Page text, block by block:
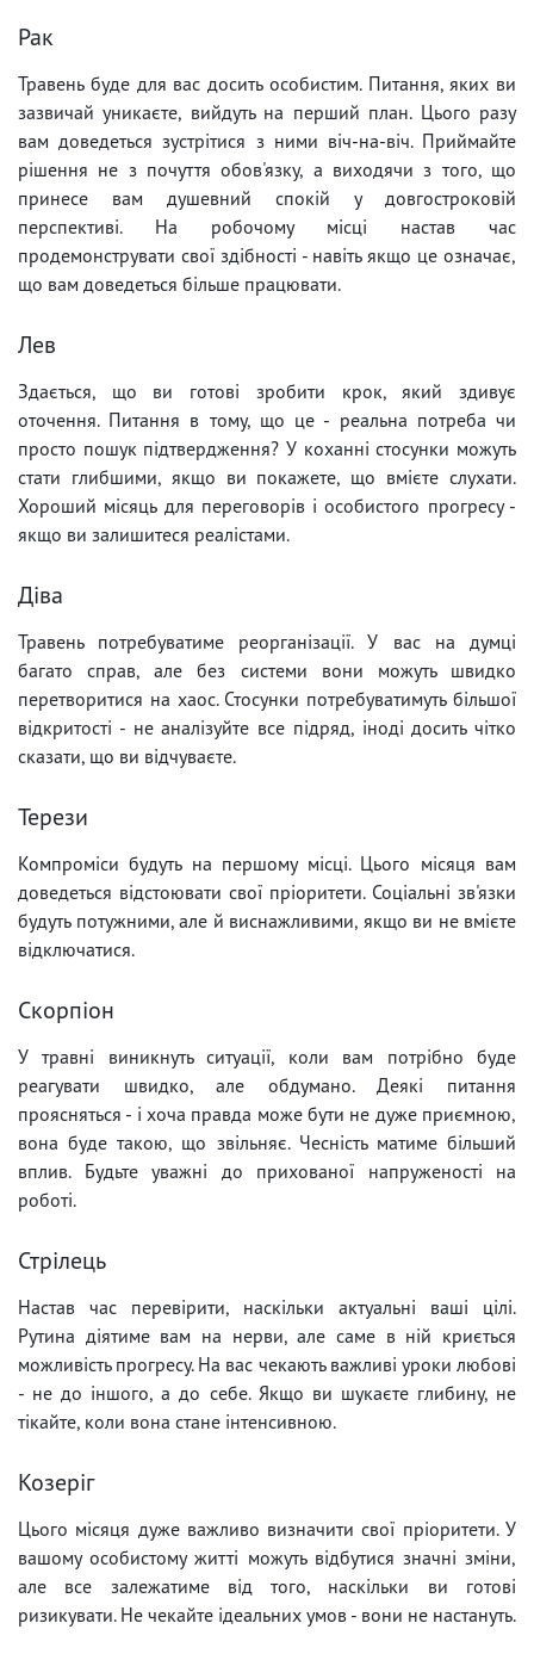
Рак
Травень буде для вас досить особистим. Питання, яких ви
зазвичай уникаєте, вийдуть на перший план. Цього разу
вам доведеться зустрітися з ними віч-на-віч. Приймайте
рішення не з почуття обов'язку, а виходячи з того, що
принесе вам душевний спокій у довгостроковій
перспективі. На робочому місці настав час
продемонструвати свої здібності - навіть якщо це означає,
що вам доведеться більше працювати.
Лев
Здається, що ви готові зробити крок, який здивує
оточення. Питання в тому, що це - реальна потреба чи
просто пошук підтвердження? У коханні стосунки можуть
стати глибшими, якщо ви покажете, що вмієте слухати.
Хороший місяць для переговорів і особистого прогресу -
якщо ви залишитеся реалістами.
Діва
Травень потребуватиме реорганізації. У вас на думці
багато справ, але без системи вони можуть швидко
перетворитися на хаос. Стосунки потребуватимуть більшої
відкритості - не аналізуйте все підряд, іноді досить чітко
сказати, що ви відчуваєте.
Терези
Компроміси будуть на першому місці. Цього місяця вам
доведеться відстоювати свої пріоритети. Соціальні зв'язки
будуть потужними, але й виснажливими, якщо ви не вмієте
відключатися.
Скорпіон
У травні виникнуть ситуації, коли вам потрібно буде
реагувати швидко, але обдумано. Деякі питання
проясняться - і хоча правда може бути не дуже приємною,
вона буде такою, що звільняє. Чесність матиме більший
вплив. Будьте уважні до прихованої напруженості на
роботі.
Стрілець
Настав час перевірити, наскільки актуальні ваші цілі.
Рутина діятиме вам на нерви, але саме в ній криється
можливість прогресу. На вас чекають важливі уроки любові
- не до іншого, а до себе. Якщо ви шукаєте глибину, не
тікайте, коли вона стане інтенсивною.
Козеріг
Цього місяця дуже важливо визначити свої пріоритети. У
вашому особистому житті можуть відбутися значні зміни,
але все залежатиме від того, наскільки ви готові
ризикувати. Не чекайте ідеальних умов - вони не настануть.